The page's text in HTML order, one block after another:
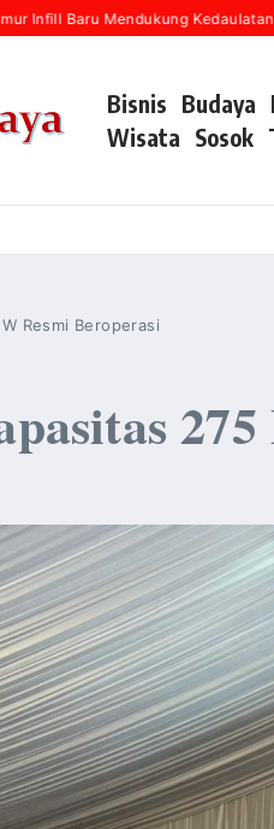
Baru Mendukung Kedaulatan
Bisnis Budaya
Wisata Sosok
Resmi Beroperasi